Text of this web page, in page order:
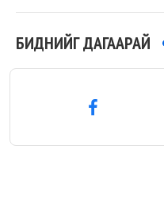
БИДНИЙГ ДАГААРАЙ